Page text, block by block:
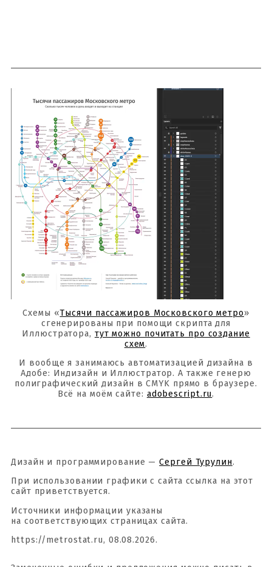
Схемы «Тысячи пассажиров Московского метро»
сгенерированы при помощи скрипта для
Иллюстратора, тут можно почитать про создание
схем.
И вообще я занимаюсь автоматизацией дизайна в
Адобе: Индизайн и Иллюстратор. А также генерю
полиграфический дизайн в CMYK прямо в браузере.
Всё на моём сайте: adobescript.ru.
Дизайн и программирование —Сергей Турулин.
При использовании графики с сайта ссылка на этот
сайт приветствуется.
Источники информации указаны
на соответствующих страницах сайта.
https://metrostat.ru, 08.08.2026.